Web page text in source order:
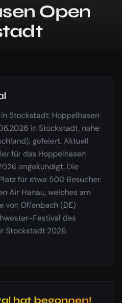
Open
Stockstadt: Hoppelhasen
in Stockstadt, nahe
gefeiert. Aktuell
für das Hoppelhasen
angekündigt. Die
für etwa 500 Besucher.
Air Hanau, welches am
von Offenbach (DE)
Festival des
Stockstadt 2026.
hat begonnen!